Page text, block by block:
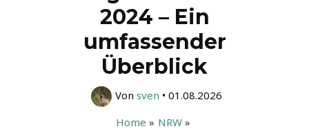
2024 – Ein
umfassender
Überblick
Von sven • 01.08.2026
Home
NRW